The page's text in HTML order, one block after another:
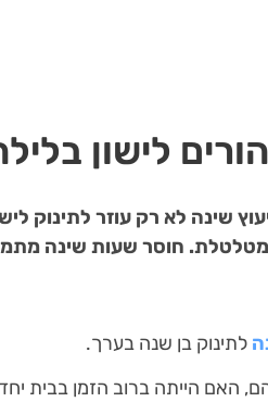
לישון
שינה לא רק עוזר לתינוק
חוסר שעות שינה
לתינוק בן שנה בערך.
האם הייתה ברוב הזמן בבית